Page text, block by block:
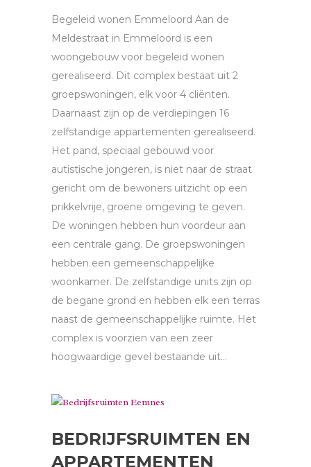
Begeleid wonen Emmeloord Aan de
Meldestraat in Emmeloord is een
woongebouw voor begeleid wonen
gerealiseerd. Dit complex bestaat uit 2
groepswoningen, elk voor 4 cliënten.
Daarnaast zijn op de verdiepingen 16
zelfstandige appartementen gerealiseerd.
Het pand, speciaal gebouwd voor
autistische jongeren, is niet naar de straat
gericht om de bewoners uitzicht op een
prikkelvrije, groene omgeving te geven.
De woningen hebben hun voordeur aan
een centrale gang. De groepswoningen
hebben een gemeenschappelijke
woonkamer. De zelfstandige units zijn op
de begane grond en hebben elk een terras
naast de gemeenschappelijke ruimte. Het
complex is voorzien van een zeer
hoogwaardige gevel bestaande uit...
BEDRIJFSRUIMTEN EN
APPARTEMENTEN